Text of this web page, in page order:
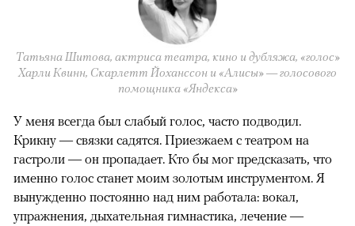
Татьяна Шитова, актриса театра, кино и дубляжа, «голос»
Харли Квинн, Скарлетт Йоханссон и «Алисы» — голосового
помощника «Яндекса»
У меня всегда был слабый голос, часто подводил.
Крикну — связки садятся. Приезжаем с театром на
гастроли — он пропадает. Кто бы мог предсказать, что
именно голос станет моим золотым инструментом. Я
вынужденно постоянно над ним работала: вокал,
упражнения, дыхательная гимнастика, лечение —